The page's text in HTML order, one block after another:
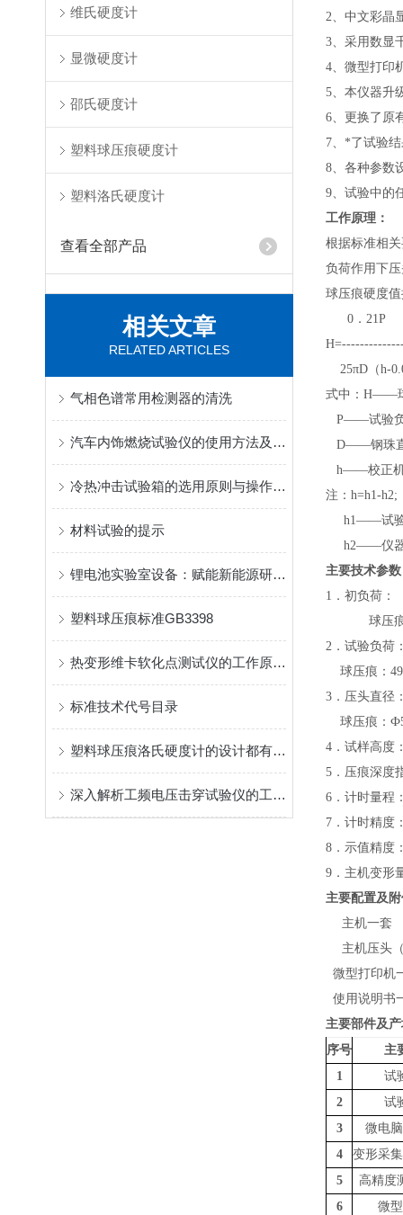
维氏硬度计
显微硬度计
邵氏硬度计
塑料球压痕硬度计
塑料洛氏硬度计
查看全部产品
相关文章
RELATED ARTICLES
气相色谱常用检测器的清洗
汽车内饰燃烧试验仪的使用方法及注意事项
冷热冲击试验箱的选用原则与操作方法
材料试验的提示
锂电池实验室设备：赋能新能源研发，筑牢电池安全基石
塑料球压痕标准GB3398
热变形维卡软化点测试仪的工作原理与材料性能评估应用
标准技术代号目录
塑料球压痕洛氏硬度计的设计都有哪些特点？
深入解析工频电压击穿试验仪的工作原理与应用
2、中文彩晶
3、采用数显
4、微型打印
5、本仪器升
6、更换了原
7、*了试验
8、各种参数
9、试验中的
工作原理：
根据标准相
负荷作用下
球压痕硬度
0．21P
25πD（h-
式中： H——
P——试验负
D——钢珠
h——校正机
注： h=h1-h2;
h1——试验
h2——仪器
主要技术参
1．初负荷：
球压痕
2．试验负荷
球压痕：
3．压头直径
球压痕：
4．试样高度
5．压痕深度
6．计时量程
7．计时精度
8．示值精度
9．主机变形
主要配置及
主机一套
主机压头
微型打印机
使用说明书
主要部件及
序号
主
1
试
2
试
3
微电
4
变形采
5
高精度
6
微